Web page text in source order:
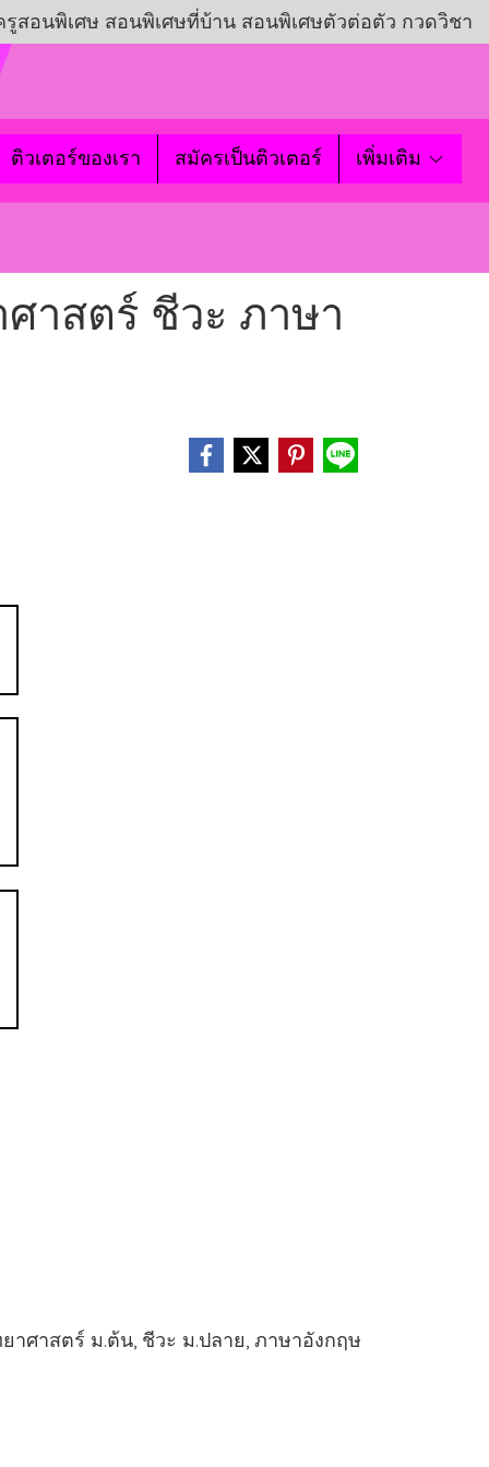
รูสอนพิเศษ สอนพิเศษที่บ้าน สอนพิเศษตัวต่อตัว กวดวิชา
ติวเตอร์ของเรา สมัครเป็นติวเตอร์ เพิ่มเติม
าสตร์ ชีวะ ภาษา
าสตร์ ม.ต้น, ชีวะ ม.ปลาย, ภาษาอังกฤษ